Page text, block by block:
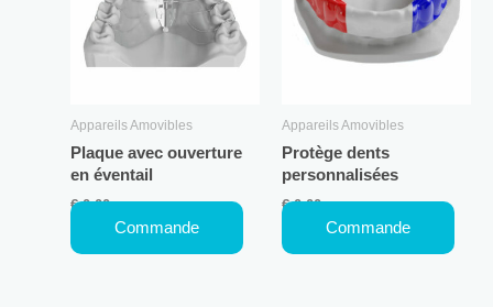
Appareils Amovibles
Plaque avec ouverture
en éventail
€0,00
Commande
Appareils Amovibles
Protège dents
personnalisées
€0,00
Commande